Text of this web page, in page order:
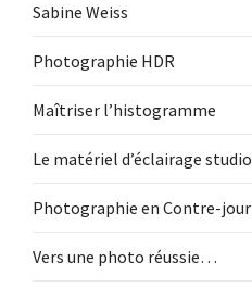
Sabine Weiss
Photographie HDR
Maîtriser l’histogramme
Le matériel d’éclairage studio
Photographie en Contre-jour
Vers une photo réussie…